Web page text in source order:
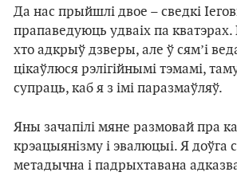
Да нас прыйшлі двое – сведкі
прапаведуюць удваіх па
хто адкрыў дзверы, але ў сям’і
цікаўлюся рэлігійнымі тэмамі,
супраць, каб я з імі паразмаўляў.
Яны зачапілі мяне размовай пра
крэацыянізму і эвалюцыі. Я доўга
метадычна і падрыхтавана